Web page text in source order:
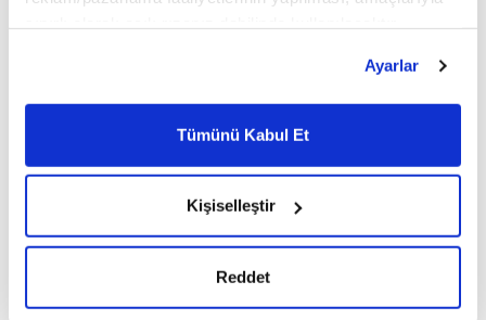
belirleyebilirsiniz. Çerezlere ilişkin detaylı bilgi için
Ayarlar butonuna tıklayabilir,Çerez Bilgilendirme
Metnimizi ziyaret edebilirsiniz.
hazırlanmış olan İnternet Sitesi Aydınlatma Metnimizi
okumak ve sitemizi ziyaretiniz kapsamında
gerçekleştirilen veri işleme faaliyetleri ile ilgili daha
Ayarlar
Tümünü Kabul Et
Kişiselleştir
Reddet